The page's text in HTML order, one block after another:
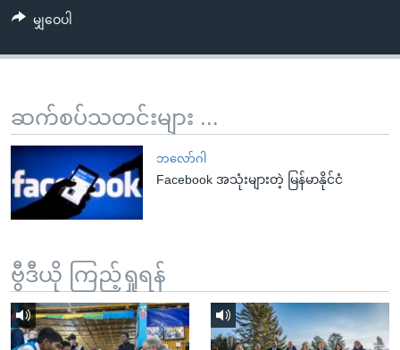
စာမျက်နှာ
ကျော်
ရှာဖွေ
ရန်
နေရာ
သို့
ဗွီအိုအေ လူမှုကွန်ယက်များ
ဘာသာစကားများ
မျှဝေပါ
ဆက်စပ်သတင်းများ ...
ဘလော်ဂါ
Facebook အသုံးများတဲ့ မြန်မာနိုင်ငံ
ဗွီဒီယို ကြည့်ရှုရန်